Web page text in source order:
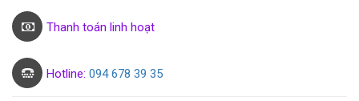
Thanh toán linh hoạt
Hotline: 094 678 39 35